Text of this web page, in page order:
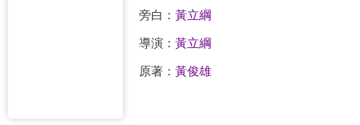
旁白： 黃立綱
導演： 黃立綱
原著： 黃俊雄